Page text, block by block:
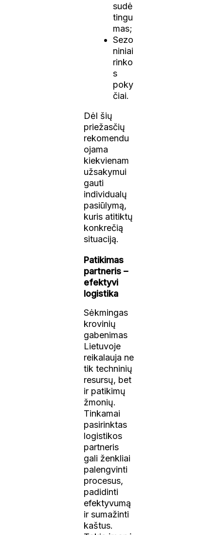
sudė
tingu
mas;
Sezo
niniai
rinko
s
poky
čiai.
Dėl šių
priežasčių
rekomendu
ojama
kiekvienam
užsakymui
gauti
individualų
pasiūlymą,
kuris atitiktų
konkrečią
situaciją.
Patikimas
partneris –
efektyvi
logistika
Sėkmingas
krovinių
gabenimas
Lietuvoje
reikalauja ne
tik techninių
resursų, bet
ir patikimų
žmonių.
Tinkamai
pasirinktas
logistikos
partneris
gali ženkliai
palengvinti
procesus,
padidinti
efektyvumą
ir sumažinti
kaštus.